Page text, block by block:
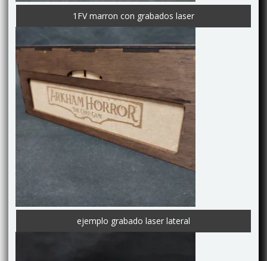
1FV marron con grabados laser
ejemplo grabado laser lateral